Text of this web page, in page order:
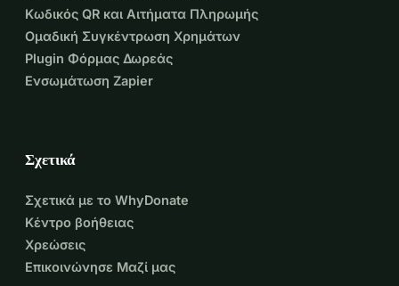
Κωδικός QR και Αιτήματα Πληρωμής
Ομαδική Συγκέντρωση Χρημάτων
Plugin Φόρμας Δωρεάς
Ενσωμάτωση Zapier
Σχετικά
Σχετικά με το WhyDonate
Κέντρο βοήθειας
Χρεώσεις
Επικοινώνησε Μαζί μας